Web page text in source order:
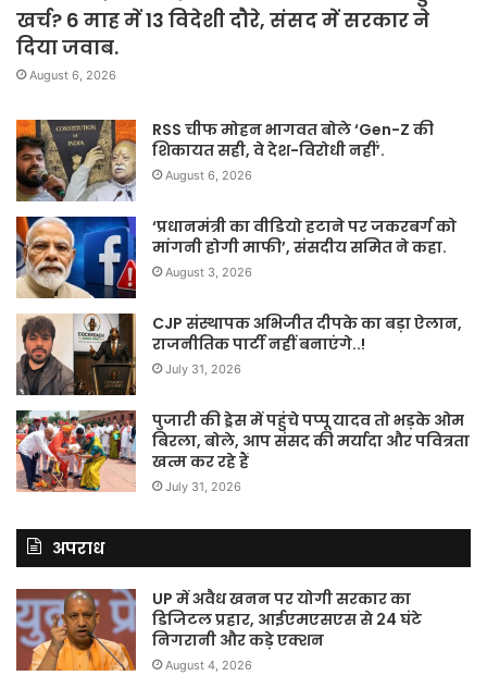
खर्च? 6 माह में 13 विदेशी दौरे, संसद में सरकार ने
दिया जवाब.
August 6, 2026
RSS चीफ मोहन भागवत बोले ‘Gen-Z की
शिकायत सही, वे देश-विरोधी नहीं’.
August 6, 2026
‘प्रधानमंत्री का वीडियो हटाने पर जकरबर्ग को
मांगनी होगी माफी’, संसदीय समित ने कहा.
August 3, 2026
CJP संस्थापक अभिजीत दीपके का बड़ा ऐलान,
राजनीतिक पार्टी नहीं बनाएंगे..!
July 31, 2026
पुजारी की ड्रेस में पहुंचे पप्पू यादव तो भड़के ओम
बिरला, बोले, आप संसद की मर्यादा और पवित्रता
खत्म कर रहे हैं
July 31, 2026
अपराध
UP में अवैध खनन पर योगी सरकार का
डिजिटल प्रहार, आईएमएसएस से 24 घंटे
निगरानी और कड़े एक्शन
August 4, 2026